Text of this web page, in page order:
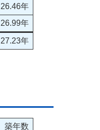
26.46年
26.99年
27.23年
築年数